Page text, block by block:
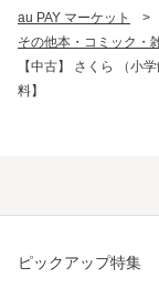
au PAY マーケット >
その他本・コミック・
【中古】 さくら （小
料】
ピックアップ特集